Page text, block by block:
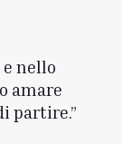
nello
amare
partire.